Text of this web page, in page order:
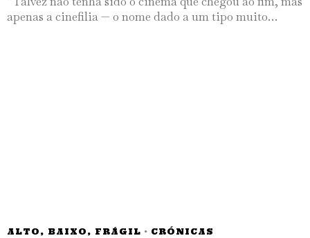
apenas a cinefilia — o nome dado a um tipo muito…
ALTO, BAIXO, FRÁGIL · CRÓNICAS